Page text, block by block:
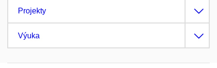
Projekty
Výuka